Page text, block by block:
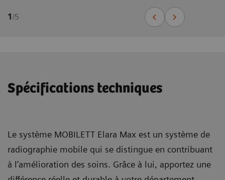
1/5
Spécifications techniques
Le système MOBILETT Elara Max est un système de
radiographie mobile qui se distingue en contribuant
à l’amélioration des soins. Grâce à lui, apportez une